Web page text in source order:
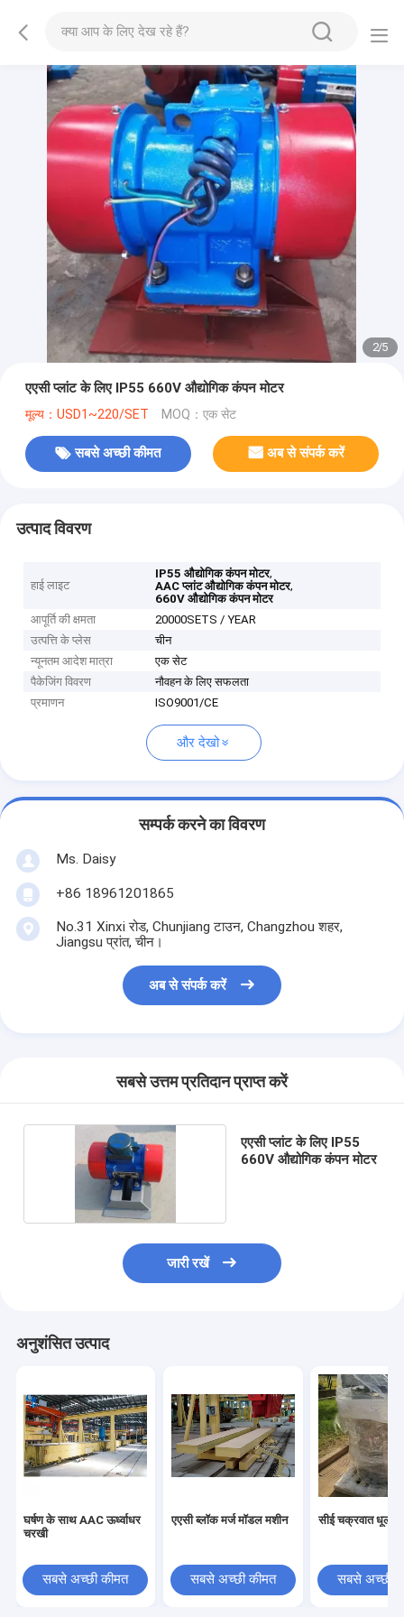
2/5
एएसी प्लांट के लिए IP55 660V औद्योगिक कंपन मोटर
मूल्य：USD1~220/SET MOQ：एक सेट
सबसे अच्छी कीमत अब से संपर्क करें
उत्पाद विवरण
हाई लाइट
IP55 औद्योगिक कंपन मोटर,
AAC प्लांट औद्योगिक कंपन मोटर,
660V औद्योगिक कंपन मोटर
आपूर्ति की क्षमता
20000SETS / YEAR
उत्पत्ति के प्लेस
चीन
न्यूनतम आदेश मात्रा
एक सेट
पैकेजिंग विवरण
नौवहन के लिए सफलता
प्रमाणन
ISO9001/CE
और देखो
सम्पर्क करने का विवरण
Ms. Daisy
+86 18961201865
No.31 Xinxi रोड, Chunjiang टाउन, Changzhou शहर,
Jiangsu प्रांत, चीन।
अब से संपर्क करें
सबसे उत्तम प्रतिदान प्राप्त करें
एएसी प्लांट के लिए IP55
660V औद्योगिक कंपन मोटर
जारी रखें
अनुशंसित उत्पाद
घर्षण के साथ AAC ऊर्ध्वाधर
चरखी
सबसे अच्छी कीमत
एएसी ब्लॉक मर्ज मॉडल मशीन
सबसे अच्छी कीमत
सीई चक्रवात धूल
सबसे अच्छी